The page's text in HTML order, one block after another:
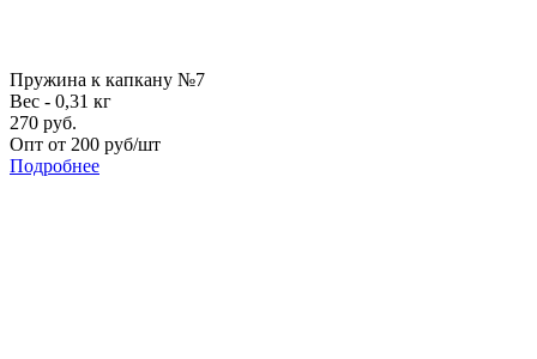
Пружина к капкану №7
Вес - 0,31 кг
270 руб.
Опт от 200 руб/шт
Подробнее